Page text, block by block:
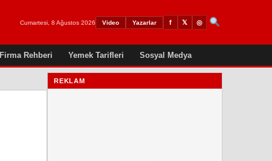
Cumartesi, 8 Ağustos 2026 Video Yazarlar f 𝕏 ◎
Firma Rehberi Yemek Tarifleri Sosyal Medya
REKLAM